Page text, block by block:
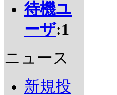
待機ユ
ーザ:1
ニュース
新規投